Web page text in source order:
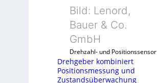
d
u
g
k
o
n
G
a
e
n
e
m
b
i
Bild: Lenord,
Bauer & Co.
GmbH
Drehzahl- und Positionssensor
Drehgeber kombiniert
Positionsmessung und
Zustandsüberwachung